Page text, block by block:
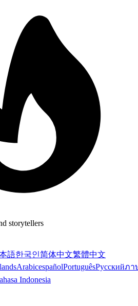
storytellers
語한국인简体中文繁體中文
ArabicespañolPortuguêsРусскийภา
Indonesia